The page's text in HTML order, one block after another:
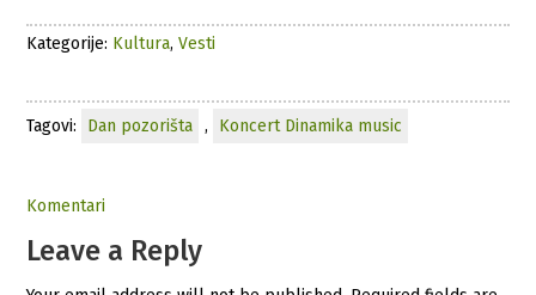
Kategorije: Kultura,Vesti
Tagovi: Dan pozorišta , Koncert Dinamika music
Komentari
Leave a Reply